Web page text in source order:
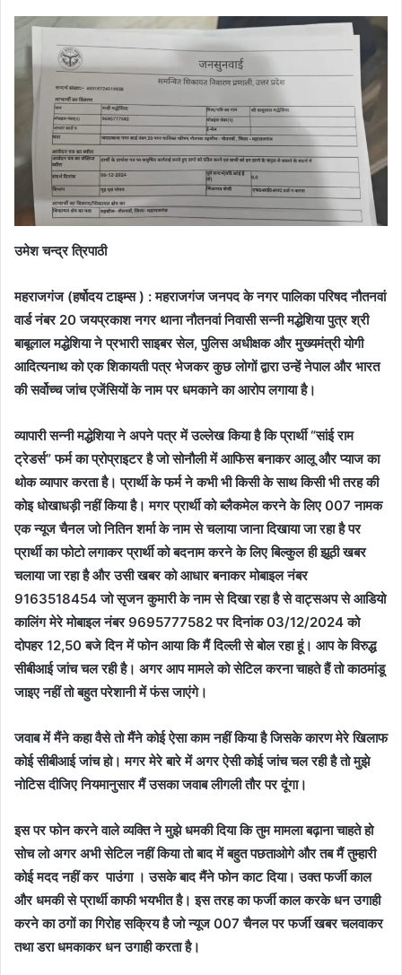
उमेश चन्द्र त्रिपाठी
महराजगंज (हर्षोदय टाइम्स ) : महराजगंज जनपद के नगर पालिका परिषद नौतनवां
वार्ड नंबर 20 जयप्रकाश नगर थाना नौतनवां निवासी सन्नी मद्धेशिया पुत्र श्री
बाबूलाल मद्धेशिया ने प्रभारी साइबर सेल, पुलिस अधीक्षक और मुख्यमंत्री योगी
आदित्यनाथ को एक शिकायती पत्र भेजकर कुछ लोगों द्वारा उन्हें नेपाल और भारत
की सर्वोच्च जांच एजेंसियों के नाम पर धमकाने का आरोप लगाया है।
व्यापारी सन्नी मद्धेशिया ने अपने पत्र में उल्लेख किया है कि प्रार्थी “सांई राम
ट्रेडर्स” फर्म का प्रोप्राइटर है जो सोनौली में आफिस बनाकर आलू और प्याज का
थोक व्यापार करता है। प्रार्थी के फर्म ने कभी भी किसी के साथ किसी भी तरह की
कोइ धोखाधड़ी नहीं किया है। मगर प्रार्थी को ब्लैकमेल करने के लिए 007 नामक
एक न्यूज चैनल जो नितिन शर्मा के नाम से चलाया जाना दिखाया जा रहा है पर
प्रार्थी का फोटो लगाकर प्रार्थी को बदनाम करने के लिए बिल्कुल ही झूठी खबर
चलाया जा रहा है और उसी खबर को आधार बनाकर मोबाइल नंबर
9163518454 जो सृजन कुमारी के नाम से दिखा रहा है से वाट्सअप से आडियो
कालिंग मेरे मोबाइल नंबर 9695777582 पर दिनांक 03/12/2024 को
दोपहर 12,50 बजे दिन में फोन आया कि मैं दिल्ली से बोल रहा हूं। आप के विरुद्ध
सीबीआई जांच चल रही है। अगर आप मामले को सेटिल करना चाहते हैं तो काठमांडू
जाइए नहीं तो बहुत परेशानी में फंस जाएंगे।
जवाब में मैंने कहा वैसे तो मैंने कोई ऐसा काम नहीं किया है जिसके कारण मेरे खिलाफ
कोई सीबीआई जांच हो। मगर मेरे बारे में अगर ऐसी कोई जांच चल रही है तो मुझे
नोटिस दीजिए नियमानुसार मैं उसका जवाब लीगली तौर पर दूंगा।
इस पर फोन करने वाले व्यक्ति ने मुझे धमकी दिया कि तुम मामला बढ़ाना चाहते हो
सोच लो अगर अभी सेटिल नहीं किया तो बाद में बहुत पछताओगे और तब मैं तुम्हारी
कोई मदद नहीं कर पाउंगा । उसके बाद मैंने फोन काट दिया। उक्त फर्जी काल
और धमकी से प्रार्थी काफी भयभीत है। इस तरह का फर्जी काल करके धन उगाही
करने का ठगों का गिरोह सक्रिय है जो न्यूज 007 चैनल पर फर्जी खबर चलवाकर
तथा डरा धमकाकर धन उगाही करता है।